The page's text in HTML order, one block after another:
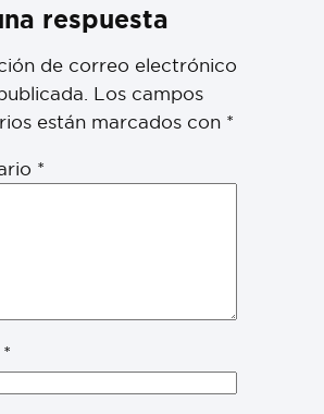
respuesta
de correo electrónico
Los campos
están marcados con *
*
*